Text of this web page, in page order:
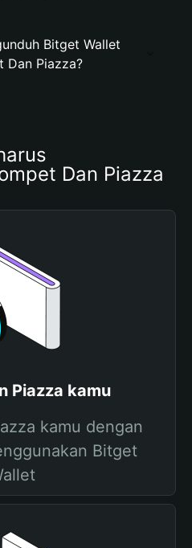
Bitget Wallet
Dan Piazza?
Dan Piazza
Piazza kamu
kamu dengan
Bitget